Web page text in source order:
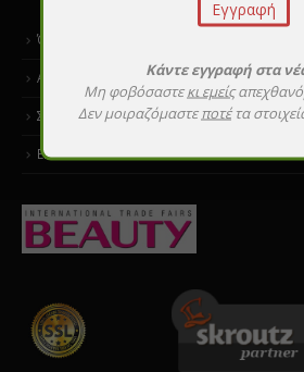
Όροι χρήσης
Αποστολές & επιστροφές
Σεμινάρια εκμάθησης
Επικοινωνία
Κάντε εγγραφή στα
Μη φοβόσαστεκι εμείς
Δεν μοιραζόμαστε ποτέτα